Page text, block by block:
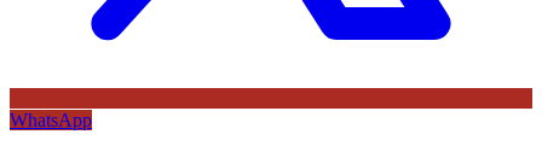
WhatsApp